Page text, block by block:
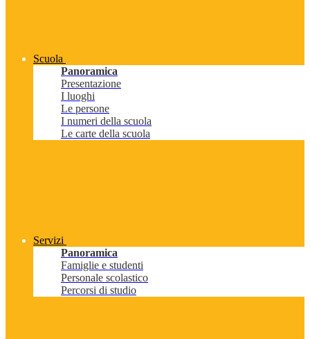
Scuola
Panoramica
Presentazione
I luoghi
Le persone
I numeri della scuola
Le carte della scuola
Servizi
Panoramica
Famiglie e studenti
Personale scolastico
Percorsi di studio